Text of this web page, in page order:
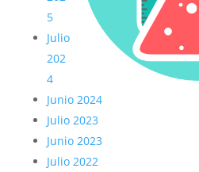
5
Julio
202
4
Junio 2024
Julio 2023
Junio 2023
Julio 2022